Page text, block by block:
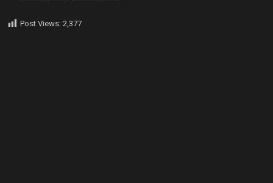
Post Views: 2,377